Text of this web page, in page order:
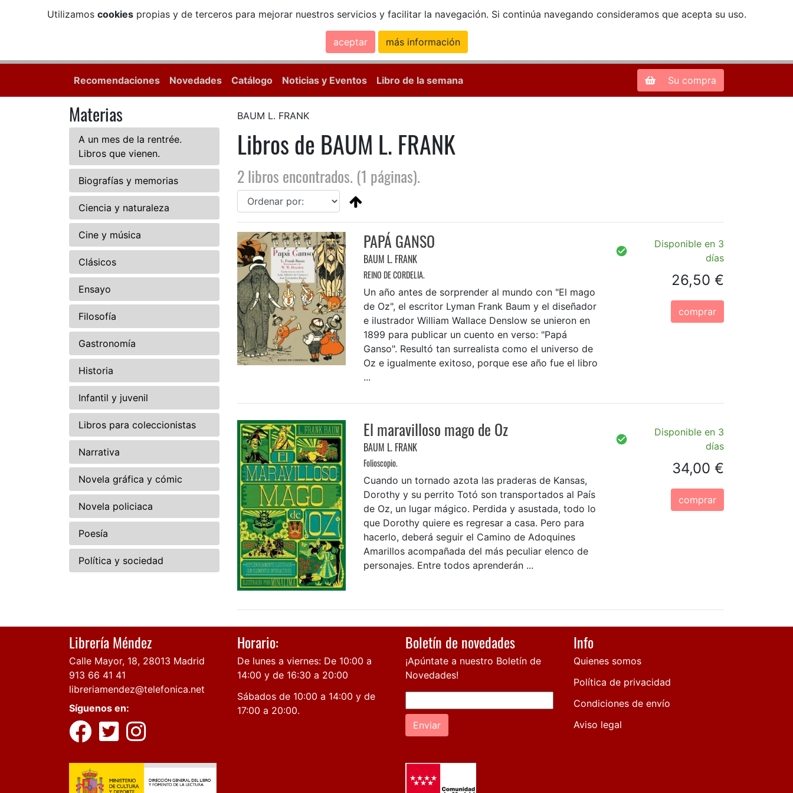
Utilizamos cookiespropias y de terceros para mejorar nuestros servicios y facilitar la navegación. Si continúa navegando consideramos que acepta su uso.
aceptar más información
Zona de Clientes
Recomendaciones Novedades Catálogo Noticias y Eventos Libro de la semana Su compra
Materias
A un mes de la rentrée.
Libros que vienen.
Biografías y memorias
Ciencia y naturaleza
Cine y música
Clásicos
Ensayo
Filosofía
Gastronomía
Historia
Infantil y juvenil
Libros para coleccionistas
Narrativa
Novela gráfica y cómic
Novela policiaca
Poesía
Política y sociedad
BAUM L. FRANK
Libros de BAUM L. FRANK
2 libros encontrados. (1 páginas).
PAPÁ GANSO
BAUM L. FRANK
REINO DE CORDELIA.
Un año antes de sorprender al mundo con "El mago
de Oz", el escritor Lyman Frank Baum y el diseñador
e ilustrador William Wallace Denslow se unieron en
1899 para publicar un cuento en verso: "Papá
Ganso". Resultó tan surrealista como el universo de
Oz e igualmente exitoso, porque ese año fue el libro
...
Disponible en 3
días
26,50 €
comprar
El maravilloso mago de Oz
BAUM L. FRANK
Folioscopio.
Cuando un tornado azota las praderas de Kansas,
Dorothy y su perrito Totó son transportados al País
de Oz, un lugar mágico. Perdida y asustada, todo lo
que Dorothy quiere es regresar a casa. Pero para
hacerlo, deberá seguir el Camino de Adoquines
Amarillos acompañada del más peculiar elenco de
personajes. Entre todos aprenderán ...
Disponible en 3
días
34,00 €
comprar
Librería Méndez
Calle Mayor, 18, 28013 Madrid
913 66 41 41
libreriamendez@telefonica.net
Síguenos en:
Horario:
De lunes a viernes: De 10:00 a
14:00 y de 16:30 a 20:00
Sábados de 10:00 a 14:00 y de
17:00 a 20:00.
Boletín de novedades
¡Apúntate a nuestro Boletín de
Novedades!
Enviar
Info
Quienes somos
Política de privacidad
Condiciones de envío
Aviso legal